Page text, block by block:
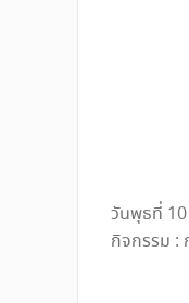
วันพุธที่
กิจกรรม :